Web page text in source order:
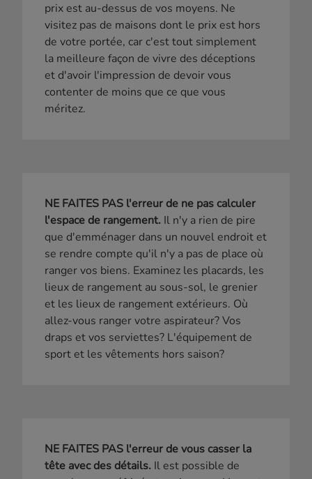
prix est au-dessus de vos moyens. Ne
visitez pas de maisons dont le prix est hors
de votre portée, car c'est tout simplement
la meilleure façon de vivre des déceptions
et d'avoir l'impression de devoir vous
contenter de moins que ce que vous
méritez.
NE FAITES PAS l'erreur de ne pas calculer
l'espace de rangement. Il n'y a rien de pire
que d'emménager dans un nouvel endroit et
se rendre compte qu'il n'y a pas de place où
ranger vos biens. Examinez les placards, les
lieux de rangement au sous-sol, le grenier
et les lieux de rangement extérieurs. Où
allez-vous ranger votre aspirateur? Vos
draps et vos serviettes? L'équipement de
sport et les vêtements hors saison?
NE FAITES PAS l'erreur de vous casser la
tête avec des détails. Il est possible de